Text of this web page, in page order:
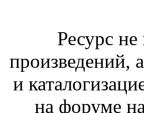
Ресурс не
произведений,
и
на форуме